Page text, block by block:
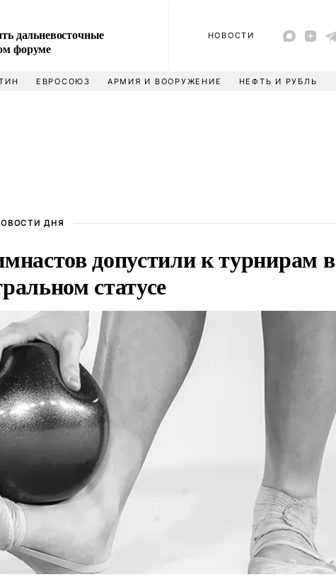
дальневосточные
форуме
НОВОСТИ
ЕВРОСОЮЗ АРМИЯ И ВООРУЖЕНИЕ НЕФТЬ И РУБЛЬ
ДНЯ
допустили к турнирам в
статусе